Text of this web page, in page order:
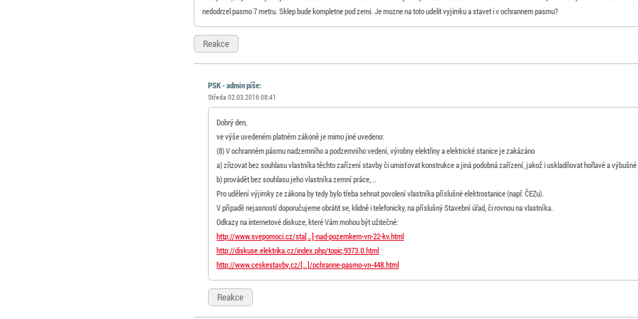
nedodrzel pasmo 7 metru. Sklep bude kompletne pod zemi. Je mozne na toto udelit vyjimku a stavet i v ochrannem pasmu?
Reakce
PSK - admin píše:
Středa 02.03.2016 08:41
Dobrý den,
ve výše uvedeném platném zákoně je mimo jiné uvedeno:
(8) V ochranném pásmu nadzemního a podzemního vedení, výrobny elektřiny a elektrické stanice je zakázáno
a) zřizovat bez souhlasu vlastníka těchto zařízení stavby či umisťovat konstrukce a jiná podobná zařízení, jakož i uskladňovat hořlavé a výbušné
b) provádět bez souhlasu jeho vlastníka zemní práce, ..
Pro udělení výjimky ze zákona by tedy bylo třeba sehnat povolení vlastníka příslušné elektrostanice (např. ČEZu).
V případě nejasností doporučujeme obrátit se, klidně i telefonicky, na příslušný Stavební úřad, či rovnou na vlastníka.
Odkazy na internetové diskuze, které Vám mohou být užitečné:
http://www.svepomoci.cz/sta[…]-nad-pozemkem-vn-22-kv.html
http://diskuse.elektrika.cz/index.php/topic,9373.0.html
http://www.ceskestavby.cz/[…]/ochranne-pasmo-vn-448.html
Reakce